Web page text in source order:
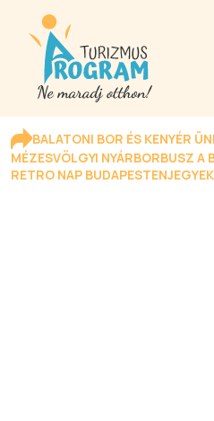
BALATONI BOR ÉS KENYÉR
MÉZESVÖLGYI NYÁRBORBUSZ A
RETRO NAP BUDAPESTENJEGYEK